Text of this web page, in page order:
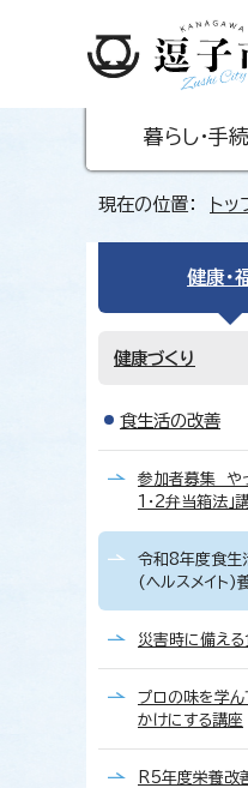
暮らし・手
現在の位置： ト
健康・
健康づくり
食生活の改善
参加者募集 や
1・2弁当箱法」
令和8年度食生
(ヘルスメイト)
災害時に備え
プロの味を学ん
かけにする講座
R5年度栄養改